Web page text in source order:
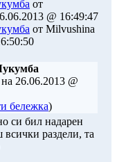
от
@ 16:49:47
от Milvushina
26.06.2013 @
бележка)
си бил надарен
раздели, та